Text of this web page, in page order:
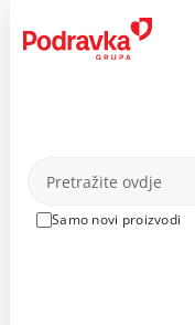
content
Samo novi proizvodi